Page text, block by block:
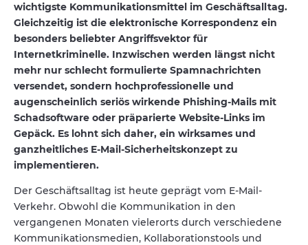
wichtigste Kommunikationsmittel im Geschäftsalltag.
Gleichzeitig ist die elektronische Korrespondenz ein
besonders beliebter Angriffsvektor für
Internetkriminelle. Inzwischen werden längst nicht
mehr nur schlecht formulierte Spamnachrichten
versendet, sondern hochprofessionelle und
augenscheinlich seriös wirkende Phishing-Mails mit
Schadsoftware oder präparierte Website-Links im
Gepäck. Es lohnt sich daher, ein wirksames und
ganzheitliches E-Mail-Sicherheitskonzept zu
implementieren.
Der Geschäftsalltag ist heute geprägt vom E-Mail-
Verkehr. Obwohl die Kommunikation in den
vergangenen Monaten vielerorts durch verschiedene
Kommunikationsmedien, Kollaborationstools und